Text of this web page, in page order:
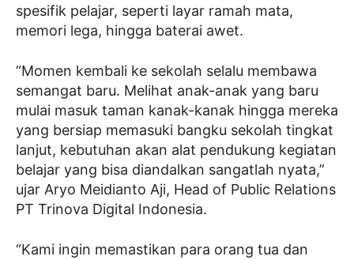
spesifik pelajar, seperti layar ramah mata,
memori lega, hingga baterai awet.
“Momen kembali ke sekolah selalu membawa
semangat baru. Melihat anak-anak yang baru
mulai masuk taman kanak-kanak hingga mereka
yang bersiap memasuki bangku sekolah tingkat
lanjut, kebutuhan akan alat pendukung kegiatan
belajar yang bisa diandalkan sangatlah nyata,”
ujar Aryo Meidianto Aji, Head of Public Relations
PT Trinova Digital Indonesia.
“Kami ingin memastikan para orang tua dan